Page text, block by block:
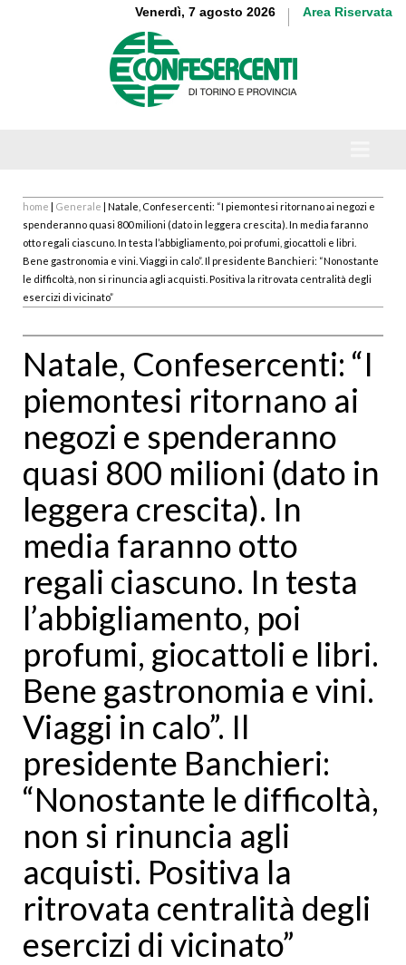
Venerdì, 7 agosto 2026 Area Riservata
home | Generale | Natale, Confesercenti: “I piemontesi ritornano ai negozi e
spenderanno quasi 800 milioni (dato in leggera crescita). In media faranno
otto regali ciascuno. In testa l’abbigliamento, poi profumi, giocattoli e libri.
Bene gastronomia e vini. Viaggi in calo”. Il presidente Banchieri: “Nonostante
le difficoltà, non si rinuncia agli acquisti. Positiva la ritrovata centralità degli
esercizi di vicinato”
Natale, Confesercenti: “I
piemontesi ritornano ai
negozi e spenderanno
quasi 800 milioni (dato in
leggera crescita). In
media faranno otto
regali ciascuno. In testa
l’abbigliamento, poi
profumi, giocattoli e libri.
Bene gastronomia e vini.
Viaggi in calo”. Il
presidente Banchieri:
“Nonostante le difficoltà,
non si rinuncia agli
acquisti. Positiva la
ritrovata centralità degli
esercizi di vicinato”